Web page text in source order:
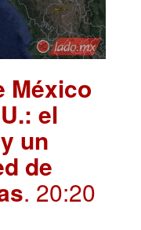
México
el
un
de
. 20:20